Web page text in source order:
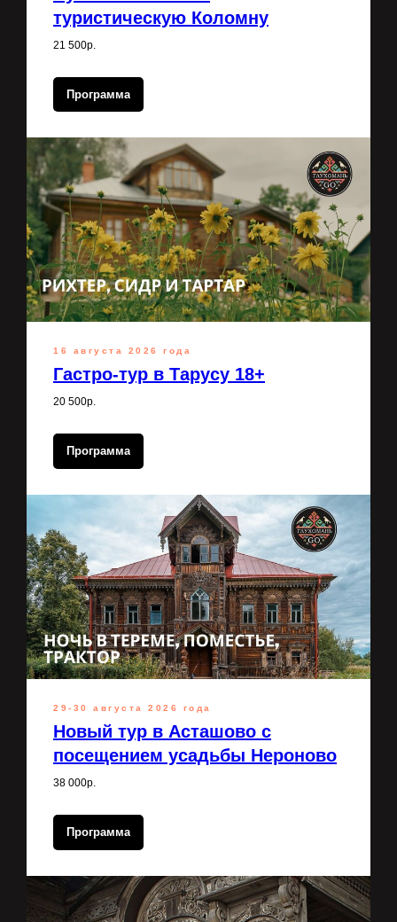
туристическую Коломну
21 500р.
Программа
16 августа 2026 года
Гастро-тур в Тарусу 18+
20 500р.
Программа
29-30 августа 2026 года
Новый тур в Асташово с
посещением усадьбы Нероново
38 000р.
Программа